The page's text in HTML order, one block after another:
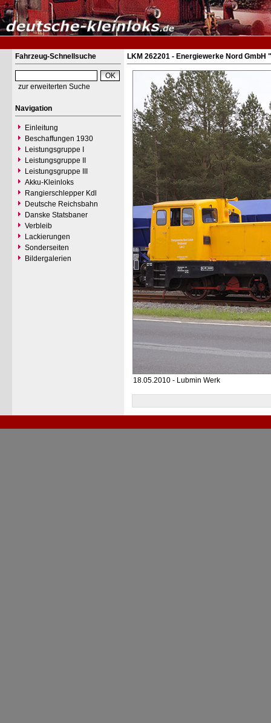
Fahrzeug-Schnellsuche
zur erweiterten Suche
Navigation
Einleitung
Beschaffungen 1930
Leistungsgruppe I
Leistungsgruppe II
Leistungsgruppe III
Akku-Kleinloks
Rangierschlepper Kdl
Deutsche Reichsbahn
Danske Statsbaner
Verbleib
Lackierungen
Sonderseiten
Bildergalerien
LKM 262201 - Energiewerke Nord GmbH
18.05.2010 - Lubmin Werk